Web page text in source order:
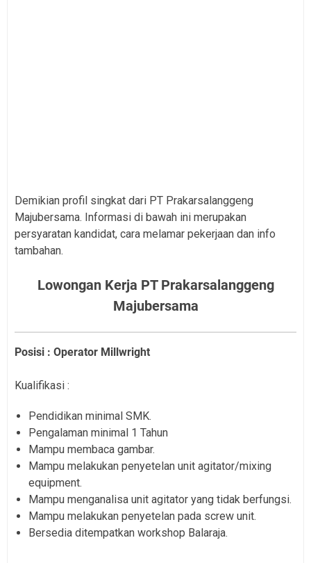
Demikian profil singkat dari PT Prakarsalanggeng
Majubersama. Informasi di bawah ini merupakan
persyaratan kandidat, cara melamar pekerjaan dan info
tambahan.
Lowongan Kerja PT Prakarsalanggeng
Majubersama
Posisi : Operator Millwright
Kualifikasi :
Pendidikan minimal SMK.
Pengalaman minimal 1 Tahun
Mampu membaca gambar.
Mampu melakukan penyetelan unit agitator/mixing
equipment.
Mampu menganalisa unit agitator yang tidak berfungsi.
Mampu melakukan penyetelan pada screw unit.
Bersedia ditempatkan workshop Balaraja.